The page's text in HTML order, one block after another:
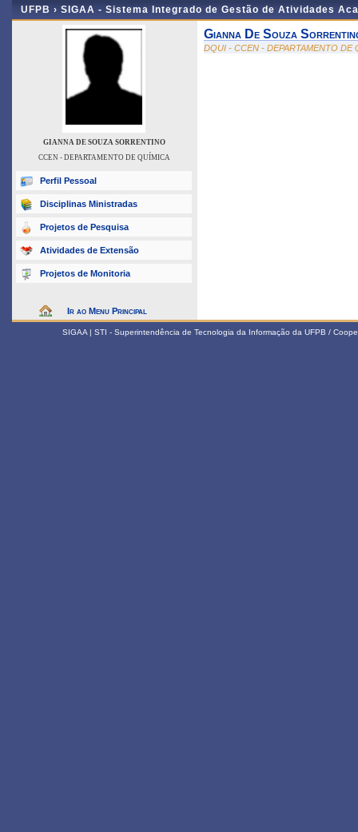
UFPB › SIGAA - Sistema Integrado de Gestão de Atividades
GIANNA DE SOUZA SORRENTINO
CCEN - DEPARTAMENTO DE QUÍMICA
Perfil Pessoal
Disciplinas Ministradas
Projetos de Pesquisa
Atividades de Extensão
Projetos de Monitoria
Ir ao Menu Principal
Gianna De Souza
DQUI - CCEN - DEPARTAMENTO DE
SIGAA | STI - Superintendência de Tecnologia da Informação da UFPB /